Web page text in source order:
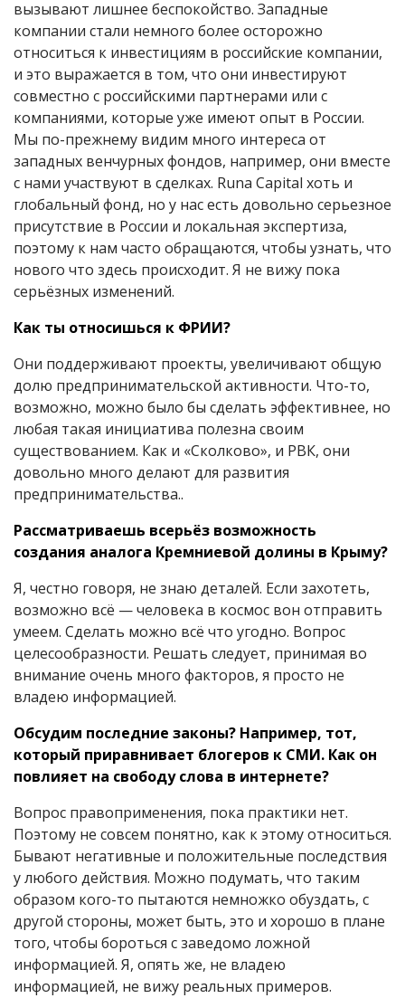
вызывают лишнее беспокойство. Западные
компании стали немного более осторожно
относиться к инвестициям в российские компании,
и это выражается в том, что они инвестируют
совместно с российскими партнерами или с
компаниями, которые уже имеют опыт в России.
Мы по-прежнему видим много интереса от
западных венчурных фондов, например, они вместе
с нами участвуют в сделках. Runa Capital хоть и
глобальный фонд, но у нас есть довольно серьезное
присутствие в России и локальная экспертиза,
поэтому к нам часто обращаются, чтобы узнать, что
нового что здесь происходит. Я не вижу пока
серьёзных изменений.
Как ты относишься к ФРИИ?
Они поддерживают проекты, увеличивают общую
долю предпринимательской активности. Что-то,
возможно, можно было бы сделать эффективнее, но
любая такая инициатива полезна своим
существованием. Как и «Сколково», и РВК, они
довольно много делают для развития
предпринимательства..
Рассматриваешь всерьёз возможность
создания аналога Кремниевой долины в Крыму?
Я, честно говоря, не знаю деталей. Если захотеть,
возможно всё — человека в космос вон отправить
умеем. Сделать можно всё что угодно. Вопрос
целесообразности. Решать следует, принимая во
внимание очень много факторов, я просто не
владею информацией.
Обсудим последние законы? Например, тот,
который приравнивает блогеров к СМИ. Как он
повлияет на свободу слова в интернете?
Вопрос правоприменения, пока практики нет.
Поэтому не совсем понятно, как к этому относиться.
Бывают негативные и положительные последствия
у любого действия. Можно подумать, что таким
образом кого-то пытаются немножко обуздать, с
другой стороны, может быть, это и хорошо в плане
того, чтобы бороться с заведомо ложной
информацией. Я, опять же, не владею
информацией, не вижу реальных примеров.